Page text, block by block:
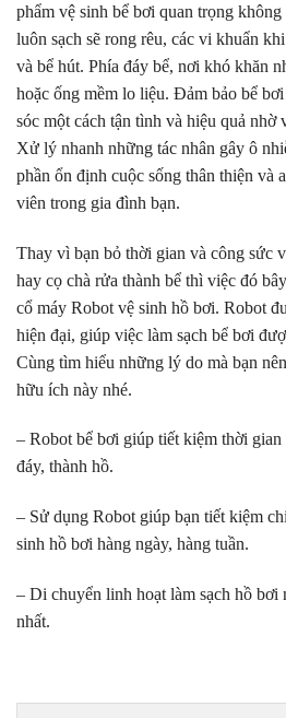
phẩm vệ sinh bể bơi quan trọng
luôn sạch sẽ rong rêu, các vi khuẩn
và bể hút. Phía đáy bể, nơi khó khăn
hoặc ống mềm lo liệu. Đảm bảo bể
sóc một cách tận tình và hiệu quả nhờ
Xử lý nhanh những tác nhân gây ô
phần ổn định cuộc sống thân thiện và
viên trong gia đình bạn.
Thay vì bạn bỏ thời gian và công sức
hay cọ chà rửa thành bể thì việc đó
cổ máy Robot vệ sinh hồ bơi. Robot
hiện đại, giúp việc làm sạch bể bơi
Cùng tìm hiểu những lý do mà bạn
hữu ích này nhé.
– Robot bể bơi giúp tiết kiệm thời
đáy, thành hồ.
– Sử dụng Robot giúp bạn tiết kiệm
sinh hồ bơi hàng ngày, hàng tuần.
– Di chuyển linh hoạt làm sạch hồ bơi
nhất.